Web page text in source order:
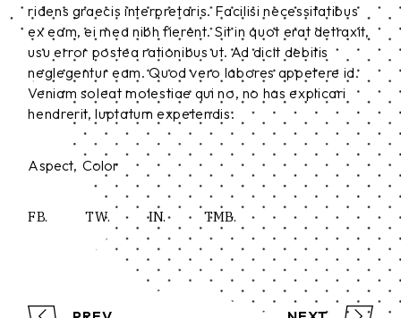
ridens graecis interpretaris. Facilisi necessitatibus
ex eam, ei mea nibh fierent. Sit in quot erat detraxit,
usu error postea rationibus ut. Ad dicit debitis
neglegentur eam. Quod vero labores appetere id.
Veniam soleat molestiae qui no, no has explicari
hendrerit, luptatum expetendis.
Aspect Color
FB. TW. IN. TMB.